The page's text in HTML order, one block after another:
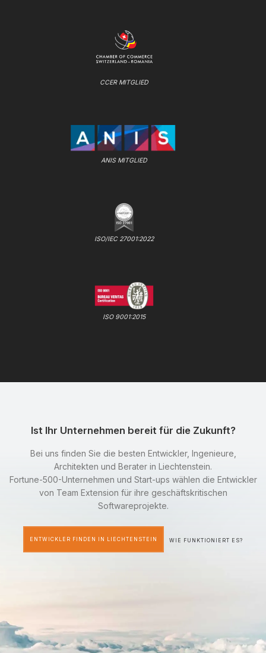
CCER MITGLIED
ANIS MITGLIED
ISO/IEC 27001:2022
ISO 9001:2015
Ist Ihr Unternehmen bereit für die Zukunft?
Bei uns finden Sie die besten Entwickler, Ingenieure,
Architekten und Berater in Liechtenstein.
Fortune-500-Unternehmen und Start-ups wählen die Entwickler
von Team Extension für ihre geschäftskritischen
Softwareprojekte.
ENTWICKLER FINDEN IN LIECHTENSTEIN WIE FUNKTIONIERT ES?